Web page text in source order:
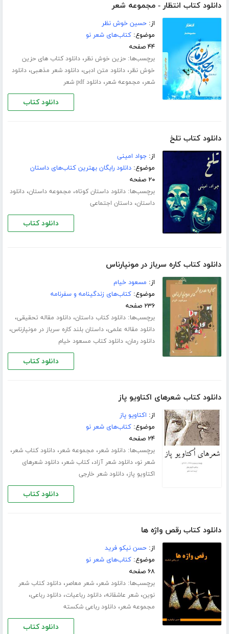
دانلود کتاب انتظار - مجموعه شعر
از:حسین خوش نظر
موضوع:کتاب‌های شعر نو
۴۴ صفحه
برچسب‌ها:حزین خوش نظر،دانلود کتاب های حزین
خوش نظر،دانلود متن ادبی،دانلود شعر مذهبی،دانلود
شعر، مجموعه شعر،دانلود pdf شعر
دانلود کتاب
دانلود کتاب تلخ
از:جواد امینی
موضوع:دانلود رایگان بهترین کتاب‌های داستان
۲۰ صفحه
برچسب‌ها:دانلود داستان کوتاه، مجموعه داستان،دانلود
داستان،داستان اجتماعی
دانلود کتاب
دانلود کتاب کاره سرباز در مونپارناس
از: مسعود خیام
موضوع:کتاب‌های زندگینامه و سفرنامه
۲۳۶ صفحه
برچسب‌ها:دانلود کتاب داستان،دانلود مقاله تحقیقی،
دانلود مقاله علمی،داستان بلند کاره سرباز در مونپارناس،
دانلود رمان،دانلود کتاب مسعود خیام
دانلود کتاب
دانلود کتاب شعرهای اکتاویو پاز
از: اکتاویو پاز
موضوع:کتاب‌های شعر نو
۲۴ صفحه
برچسب‌ها:دانلود شعر، مجموعه شعر،دانلود کتاب شعر،
شعر نو،دانلود شعر آزاد،کتاب شعر،دانلود شعرهای
اکتاویو پاز،دانلود شعر خارجی
دانلود کتاب
دانلود کتاب رقص واژه ها
از:حسن نیکو فرید
موضوع:کتاب‌های شعر نو
۶۸ صفحه
برچسب‌ها:دانلود شعر،شعر معاصر،دانلود کتاب شعر
نوین،شعر عاشقانه،دانلود رباعیات،دانلود رباعی،
مجموعه شعر،دانلود رباعی شکسته
دانلود کتاب